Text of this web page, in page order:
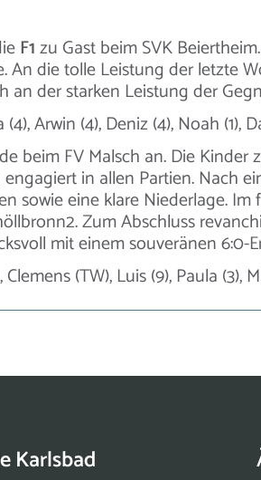
F1zu Gast beim SVK
An die tolle Leistung der letzte
an der starken Leistung der
Arwin (4), Deniz (4), Noah (1),
beim FV Malsch an. Die
in allen Partien. Nach
sowie eine klare Niederlage.
Zum Abschluss
mit einem souveränen 6:0-
(TW), Luis (9), Paula (3),
Karlsbad